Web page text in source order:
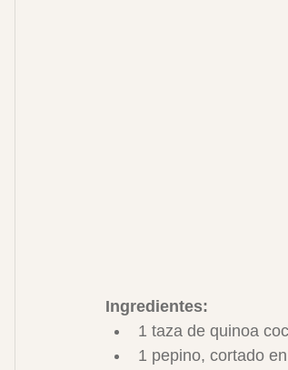
Ingredientes:
1 taza de quinoa
1 pepino, cortado